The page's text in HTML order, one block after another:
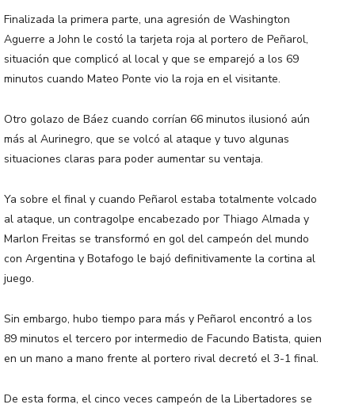
Finalizada la primera parte, una agresión de Washington
Aguerre a John le costó la tarjeta roja al portero de Peñarol,
situación que complicó al local y que se emparejó a los 69
minutos cuando Mateo Ponte vio la roja en el visitante.
Otro golazo de Báez cuando corrían 66 minutos ilusionó aún
más al Aurinegro, que se volcó al ataque y tuvo algunas
situaciones claras para poder aumentar su ventaja.
Ya sobre el final y cuando Peñarol estaba totalmente volcado
al ataque, un contragolpe encabezado por Thiago Almada y
Marlon Freitas se transformó en gol del campeón del mundo
con Argentina y Botafogo le bajó definitivamente la cortina al
juego.
Sin embargo, hubo tiempo para más y Peñarol encontró a los
89 minutos el tercero por intermedio de Facundo Batista, quien
en un mano a mano frente al portero rival decretó el 3-1 final.
De esta forma, el cinco veces campeón de la Libertadores se